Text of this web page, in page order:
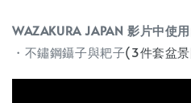
WAZAKURA JAPAN 影片中使
・不鏽鋼鑷子與耙子(3件套盆